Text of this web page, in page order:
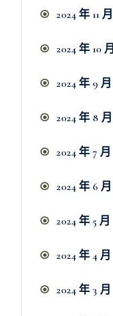
2024 年 11 月
2024 年 10 月
2024 年 9 月
2024 年 8 月
2024 年 7 月
2024 年 6 月
2024 年 5 月
2024 年 4 月
2024 年 3 月